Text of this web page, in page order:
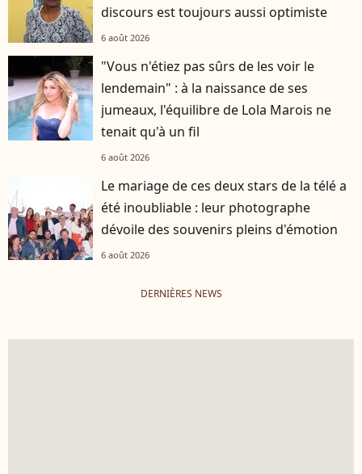
discours est toujours aussi optimiste
6 août 2026
"Vous n'étiez pas sûrs de les voir le
lendemain" : à la naissance de ses
jumeaux, l'équilibre de Lola Marois ne
tenait qu'à un fil
6 août 2026
Le mariage de ces deux stars de la télé a
été inoubliable : leur photographe
dévoile des souvenirs pleins d'émotion
6 août 2026
DERNIÈRES NEWS